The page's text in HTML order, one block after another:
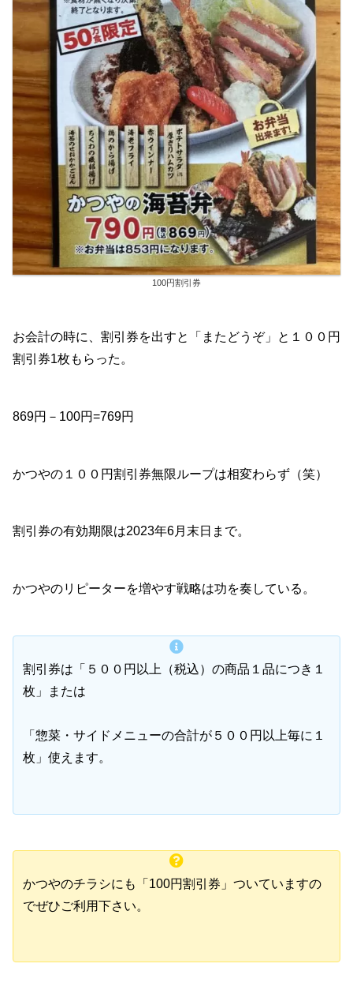
100円割引券
お会計の時に、割引券を出すと「またどうぞ」と１００円
割引券1枚もらった。
869円－100円=769円
かつやの１００円割引券無限ループは相変わらず（笑）
割引券の有効期限は2023年6月末日まで。
かつやのリピーターを増やす戦略は功を奏している。
割引券は「５００円以上（税込）の商品１品につき１
枚」または
「惣菜・サイドメニューの合計が５００円以上毎に１
枚」使えます。
かつやのチラシにも「100円割引券」ついていますの
でぜひご利用下さい。